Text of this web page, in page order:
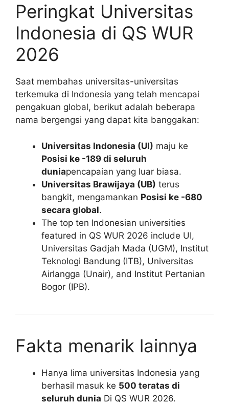
Peringkat Universitas
Indonesia di QS WUR
2026
Saat membahas universitas-universitas
terkemuka di Indonesia yang telah mencapai
pengakuan global, berikut adalah beberapa
nama bergengsi yang dapat kita banggakan:
Universitas Indonesia (UI) maju ke
Posisi ke -189 di seluruh
duniapencapaian yang luar biasa.
Universitas Brawijaya (UB) terus
bangkit, mengamankan Posisi ke -680
secara global.
The top ten Indonesian universities
featured in QS WUR 2026 include UI,
Universitas Gadjah Mada (UGM), Institut
Teknologi Bandung (ITB), Universitas
Airlangga (Unair), and Institut Pertanian
Bogor (IPB).
Fakta menarik lainnya
Hanya lima universitas Indonesia yang
berhasil masuk ke 500 teratas di
seluruh dunia Di QS WUR 2026.